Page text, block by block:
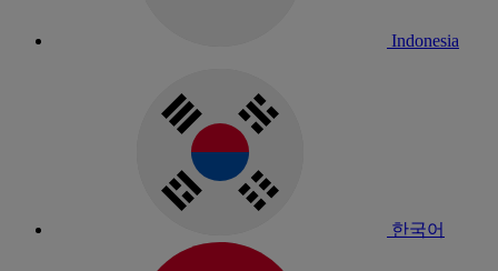
Indonesia
한국어